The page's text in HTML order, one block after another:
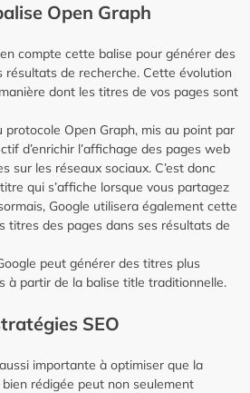
Open Graph
compte cette balise pour générer des
de recherche. Cette évolution
dont les titres de vos pages sont
Open Graph, mis au point par
d’enrichir l’affichage des pages web
sur les réseaux sociaux. C’est donc
qui s’affiche lorsque vous partagez
Google utilisera également cette
titres des pages dans ses résultats de
peut générer des titres plus
à partir de la balise title traditionnelle.
SEO
importante à optimiser que la
rédigée peut non seulement